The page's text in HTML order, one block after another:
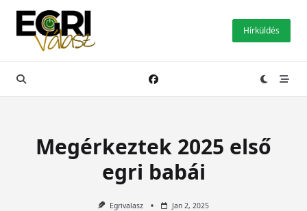
Skip
content
Hírküldés
Megérkeztek 2025 első
egri babái
Egrivalasz Jan 2, 2025